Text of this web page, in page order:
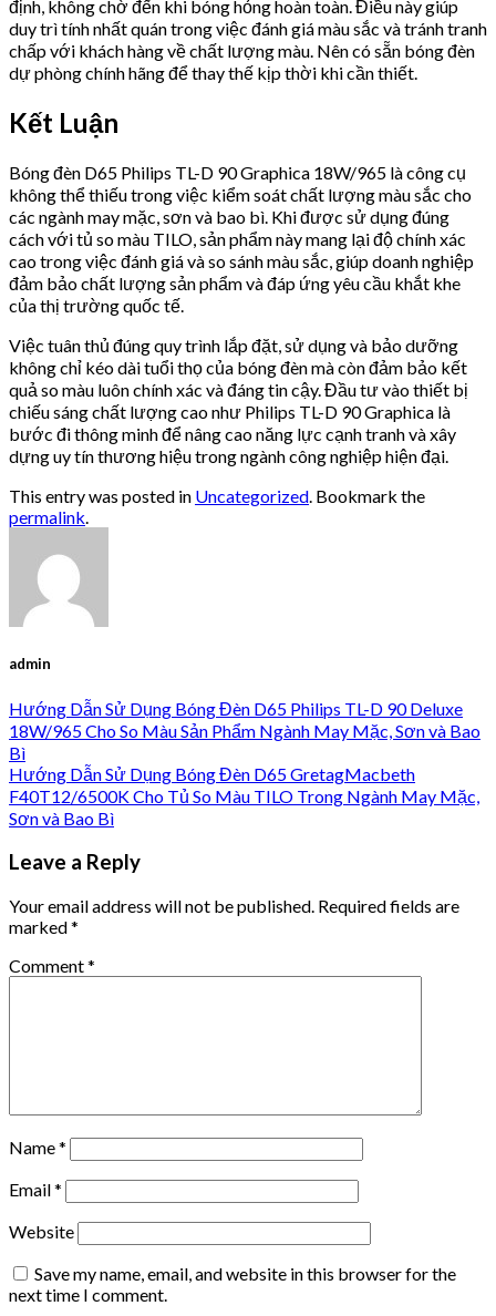
định, không chờ đến khi bóng hỏng hoàn toàn. Điều này giúp
duy trì tính nhất quán trong việc đánh giá màu sắc và tránh tranh
chấp với khách hàng về chất lượng màu. Nên có sẵn bóng đèn
dự phòng chính hãng để thay thế kịp thời khi cần thiết.
Kết Luận
Bóng đèn D65 Philips TL-D 90 Graphica 18W/965 là công cụ
không thể thiếu trong việc kiểm soát chất lượng màu sắc cho
các ngành may mặc, sơn và bao bì. Khi được sử dụng đúng
cách với tủ so màu TILO, sản phẩm này mang lại độ chính xác
cao trong việc đánh giá và so sánh màu sắc, giúp doanh nghiệp
đảm bảo chất lượng sản phẩm và đáp ứng yêu cầu khắt khe
của thị trường quốc tế.
Việc tuân thủ đúng quy trình lắp đặt, sử dụng và bảo dưỡng
không chỉ kéo dài tuổi thọ của bóng đèn mà còn đảm bảo kết
quả so màu luôn chính xác và đáng tin cậy. Đầu tư vào thiết bị
chiếu sáng chất lượng cao như Philips TL-D 90 Graphica là
bước đi thông minh để nâng cao năng lực cạnh tranh và xây
dựng uy tín thương hiệu trong ngành công nghiệp hiện đại.
This entry was posted in Uncategorized. Bookmark the
permalink.
admin
Hướng Dẫn Sử Dụng Bóng Đèn D65 Philips TL-D 90 Deluxe
18W/965 Cho So Màu Sản Phẩm Ngành May Mặc, Sơn và Bao
Bì
Hướng Dẫn Sử Dụng Bóng Đèn D65 GretagMacbeth
F40T12/6500K Cho Tủ So Màu TILO Trong Ngành May Mặc,
Sơn và Bao Bì
Leave a Reply
Your email address will not be published. Required fields are
marked*
Comment*
Name*
Email*
Website
Save my name, email, and website in this browser for the
next time I comment.